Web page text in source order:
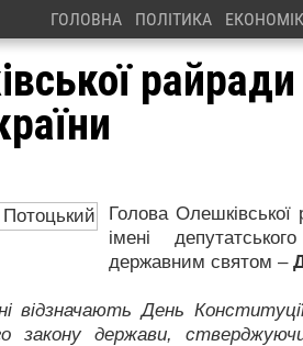
ГОЛОВНА ПОЛІТИКА
Голова
імені
державним святом –
відзначають День
закону держави,